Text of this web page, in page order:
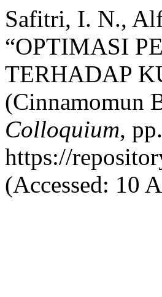
Safitri, I. N.,
“OPTIMASI
TERHADAP
(Cinnamomun
Colloquium,
https://
(Accessed: 10